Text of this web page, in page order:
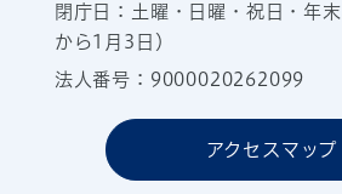
閉庁日：土曜・日曜・祝日・年
から1月3日）
法人番号：9000020262099
アクセスマップ